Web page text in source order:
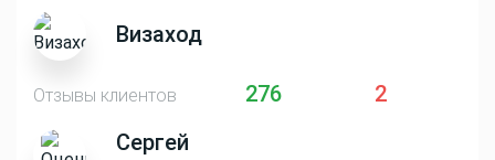
Визаход
Отзывы клиентов 276
2
Сергей